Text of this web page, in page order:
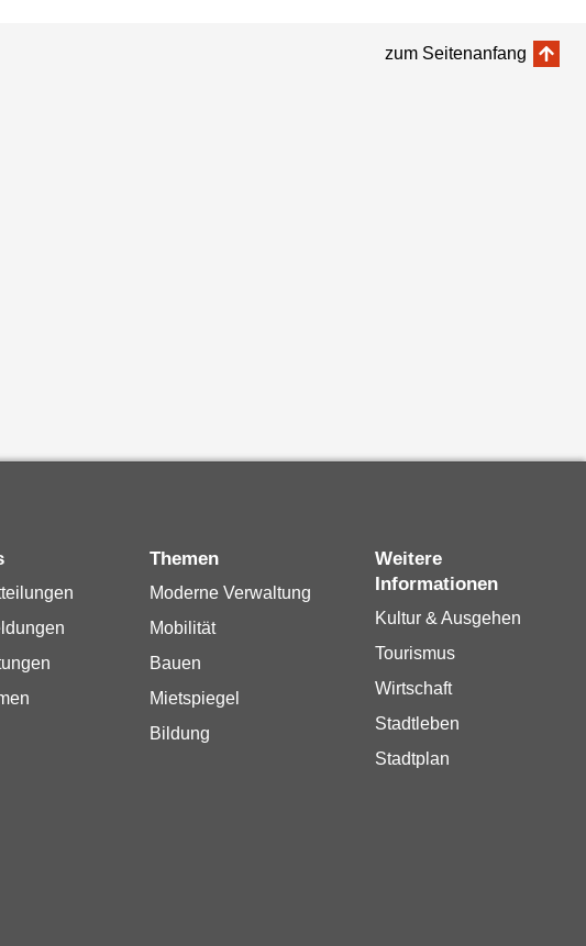
zum Seitenanfang
Themen
Moderne Verwaltung
Mobilität
Bauen
Mietspiegel
Bildung
Weitere
Informationen
Kultur & Ausgehen
Tourismus
Wirtschaft
Stadtleben
Stadtplan